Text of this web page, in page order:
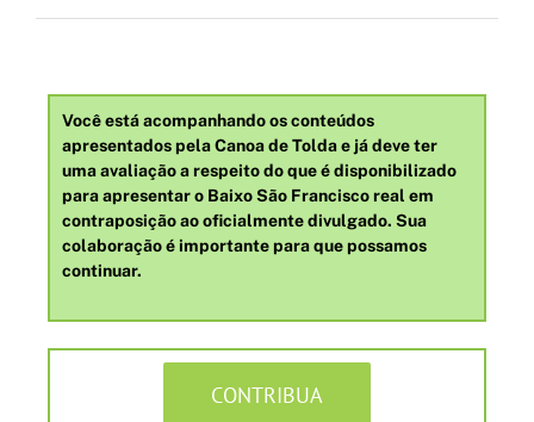
Você está acompanhando os conteúdos
apresentados pela Canoa de Tolda e já deve ter
uma avaliação a respeito do que é disponibilizado
para apresentar o Baixo São Francisco real em
contraposição ao oficialmente divulgado. Sua
colaboração é importante para que possamos
continuar.
CONTRIBUA